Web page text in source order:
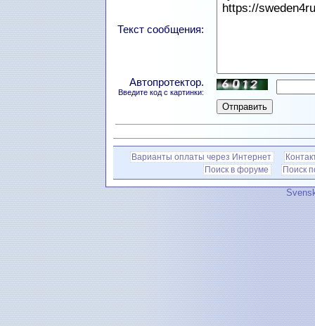
Текст сообщения:
Автопротектор.
Введите код с картинки:
Варианты оплаты через Интернет
Поиск в форуме
Поиск